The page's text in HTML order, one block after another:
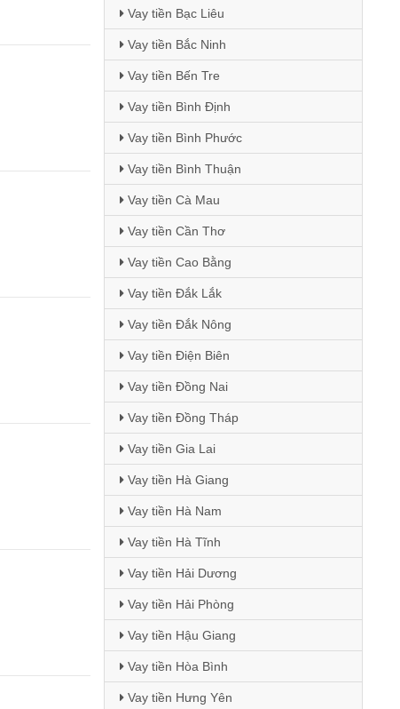
Vay tiền Bạc Liêu
Vay tiền Bắc Ninh
Vay tiền Bến Tre
Vay tiền Bình Định
Vay tiền Bình Phước
Vay tiền Bình Thuận
Vay tiền Cà Mau
Vay tiền Cần Thơ
Vay tiền Cao Bằng
Vay tiền Đắk Lắk
Vay tiền Đắk Nông
Vay tiền Điện Biên
Vay tiền Đồng Nai
Vay tiền Đồng Tháp
Vay tiền Gia Lai
Vay tiền Hà Giang
Vay tiền Hà Nam
Vay tiền Hà Tĩnh
Vay tiền Hải Dương
Vay tiền Hải Phòng
Vay tiền Hậu Giang
Vay tiền Hòa Bình
Vay tiền Hưng Yên